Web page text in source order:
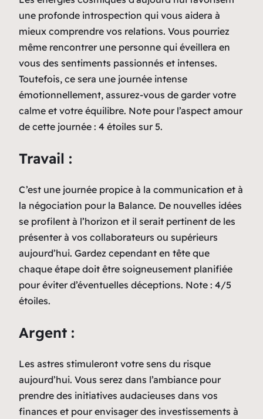
une profonde introspection qui vous aidera à
mieux comprendre vos relations. Vous pourriez
même rencontrer une personne qui éveillera en
vous des sentiments passionnés et intenses.
Toutefois, ce sera une journée intense
émotionnellement, assurez-vous de garder votre
calme et votre équilibre. Note pour l’aspect amour
de cette journée : 4 étoiles sur 5.
Travail :
C’est une journée propice à la communication et à
la négociation pour la Balance. De nouvelles idées
se profilent à l’horizon et il serait pertinent de les
présenter à vos collaborateurs ou supérieurs
aujourd’hui. Gardez cependant en tête que
chaque étape doit être soigneusement planifiée
pour éviter d’éventuelles déceptions. Note : 4/5
étoiles.
Argent :
Les astres stimuleront votre sens du risque
aujourd’hui. Vous serez dans l’ambiance pour
prendre des initiatives audacieuses dans vos
finances et pour envisager des investissements à